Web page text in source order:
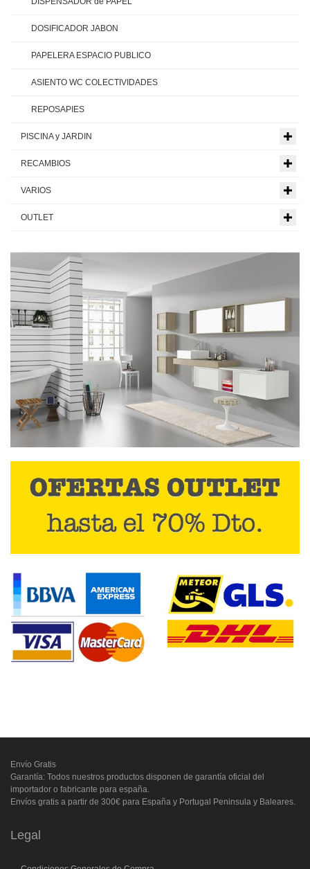
DOSIFICADOR JABON
PAPELERA ESPACIO PUBLICO
ASIENTO WC COLECTIVIDADES
REPOSAPIES
PISCINA y JARDIN
RECAMBIOS
VARIOS
OUTLET
Envío Gratis
Garantía: Todos nuestros productos disponen de garantía oficial del
importador o fabricante para españa.
Envíos gratis a partir de 300€ para España y Portugal Peninsula y Baleares.
Legal